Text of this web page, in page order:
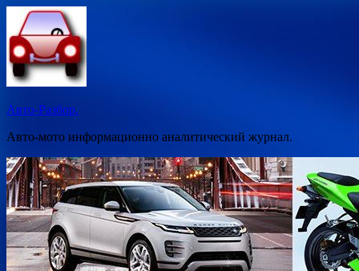
Перейти
содержимому
Авто-Разбор.
Авто-мото информационно аналитический журнал.